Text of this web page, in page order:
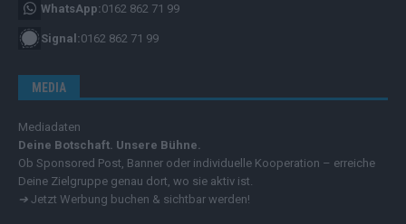
WhatsApp:0162 862 71 99
Signal:0162 862 71 99
MEDIA
Mediadaten
Deine Botschaft. Unsere Bühne.
Ob Sponsored Post, Banner oder individuelle Kooperation – erreiche
Deine Zielgruppe genau dort, wo sie aktiv ist.
➔ Jetzt Werbung buchen & sichtbar werden!